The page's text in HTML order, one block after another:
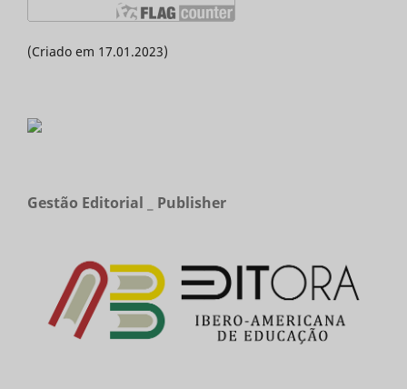
(Criado em 17.01.2023)
Gestão Editorial _ Publisher